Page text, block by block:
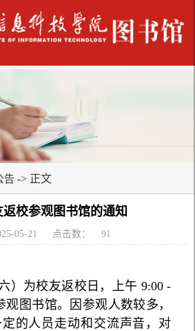
告 -> 正文
返校参观图书馆的通知
05-21 点击数： 91
）为校友返校日，上午 9:00 -
观图书馆。因参观人数较多，
的人员走动和交流声音，对